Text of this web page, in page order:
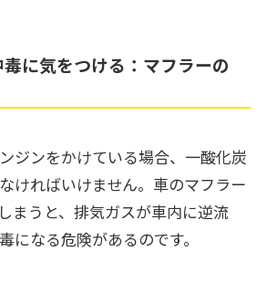
に気をつける：マフラーの
ジンをかけている場合、一酸化炭
ければいけません。車のマフラー
まうと、排気ガスが車内に逆流
になる危険があるのです。